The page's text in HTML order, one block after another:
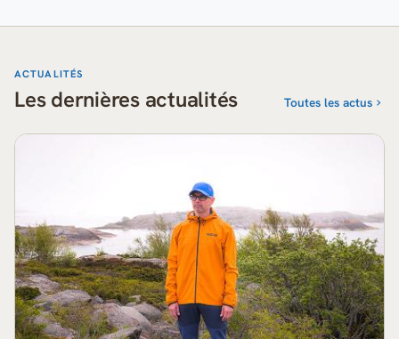
ACTUALITÉS
Les dernières actualités Toutes les actus